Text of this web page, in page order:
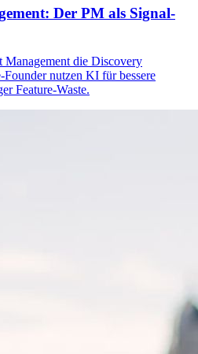
Der PM als Signal-
die Discovery
nutzen KI für bessere
Feature-Waste.